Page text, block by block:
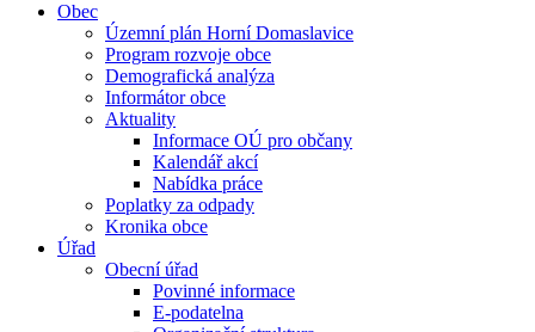
Obec
Územní plán Horní Domaslavice
Program rozvoje obce
Demografická analýza
Informátor obce
Aktuality
Informace OÚ pro občany
Kalendář akcí
Nabídka práce
Poplatky za odpady
Kronika obce
Úřad
Obecní úřad
Povinné informace
E-podatelna